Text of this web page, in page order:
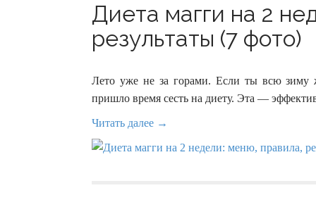
Диета магги на 2
результаты (7 фото)
Лето уже не за горами. Если ты всю зиму
пришло время сесть на диету. Эта —
Читать далее →